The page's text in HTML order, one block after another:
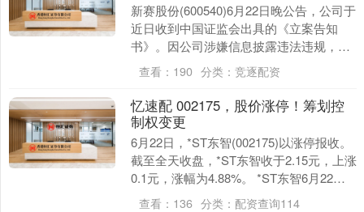
新赛股份(600540)6月22日晚公告，公司于
近日收到中国证监会出具的《立案告知
书》。因公司涉嫌信息披露违法违规，根
据相关法律法规，中国证监会决定对公司
立案。....
查看： 190 分类： 竞逐配资
忆速配 002175，股价涨停！筹划控
制权变更
6月22日，*ST东智(002175)以涨停报收。
截至全天收盘，*ST东智收于2.15元，上涨
0.1元，涨幅为4.88%。 *ST东智6月22日
晚发布公告，公司....
查看： 136 分类： 配资查询114